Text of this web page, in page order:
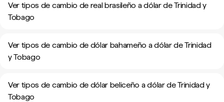
Ver tipos de cambio de real brasileño a dólar de Trinidad y
Tobago
Ver tipos de cambio de dólar bahameño a dólar de Trinidad
y Tobago
Ver tipos de cambio de dólar beliceño a dólar de Trinidad y
Tobago